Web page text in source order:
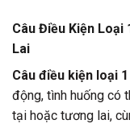
Câu Điều Kiện
Lai
Câu điều kiện loại 1
động, tình huống có
tại hoặc tương lai,